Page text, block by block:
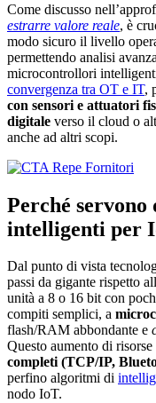
Come discusso
estrarre valore reale, è
modo sicuro il livello
permettendo analisi
microcontrollori
convergenza tra OT e IT,
con sensori e attuatori
digitale verso il cloud o
anche ad altri scopi.
Perché
intelligenti per
Dal punto di vista
passi da gigante rispetto
unità a 8 o 16 bit con
compiti semplici, a
flash/RAM abbondante e
Questo aumento di
completi (TCP/IP,
perfino algoritmi di
nodo IoT.